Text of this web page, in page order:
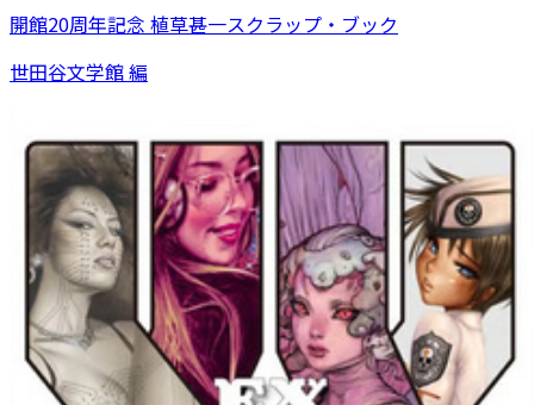
開館20周年記念 植草甚一スクラップ・ブック
世田谷文学館 編